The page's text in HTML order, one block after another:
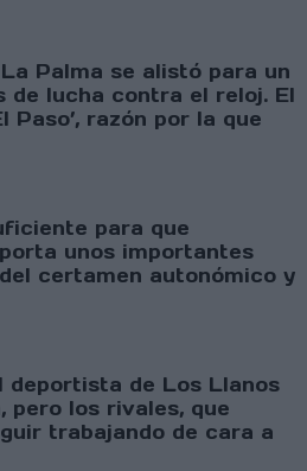
Palma se alistó para un
de lucha contra el reloj. El
razón por la que
para que
unos importantes
certamen autonómico y
deportista de Los Llanos
pero los rivales, que
trabajando de cara a